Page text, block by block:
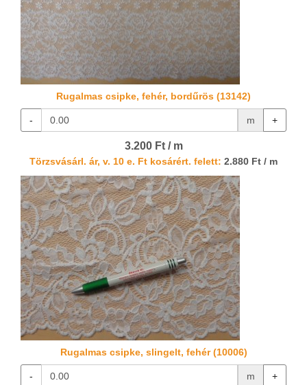
Rugalmas csipke, fehér, bordűrös (13142)
- m +
3.200 Ft / m
Törzsvásárl. ár, v. 10 e. Ft kosárért. felett: 2.880 Ft / m
Rugalmas csipke, slingelt, fehér (10006)
- m +